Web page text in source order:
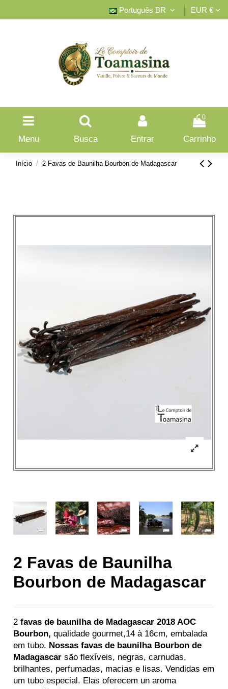
Português BR EUR €
Menu Busca Entrar
0
Carrinho
Início 2 Favas de Baunilha Bourbon de Madagascar
2 Favas de Baunilha
Bourbon de Madagascar
2 favas de baunilha de Madagascar 2018 AOC
Bourbon, qualidade gourmet,14 à 16cm, embalada
em tubo. Nossas favas de baunilha Bourbon de
Madagascar são flexíveis, negras, carnudas,
brilhantes, perfumadas, macias e lisas. Vendidas em
um tubo especial. Elas oferecem un aroma